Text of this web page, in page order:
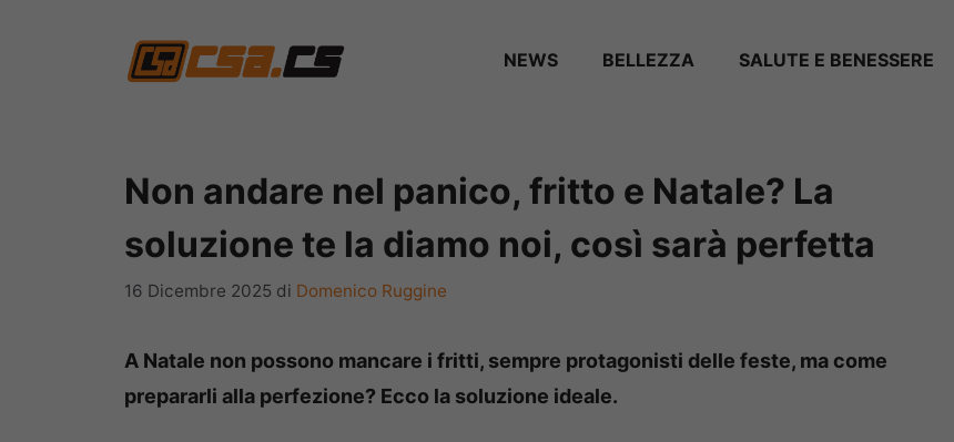
NEWS BELLEZZA SALUTE E BENESSERE
Non andare nel panico, fritto e Natale? La
soluzione te la diamo noi, così sarà perfetta
16 Dicembre 2025 di Domenico Ruggine
A Natale non possono mancare i fritti, sempre protagonisti delle feste, ma come
prepararli alla perfezione? Ecco la soluzione ideale.